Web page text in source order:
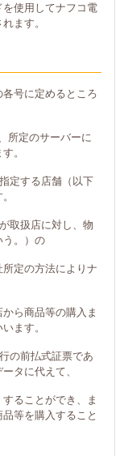
使用してナフコ電
ます。
号に定めるところ
所定のサーバーに
。
定する店舗（以下
取扱店に対し、物
う。）の
定の方法によりナ
ら商品等の購入ま
ます。
の前払式証票であ
タに代えて、
ることができ、ま
等を購入すること